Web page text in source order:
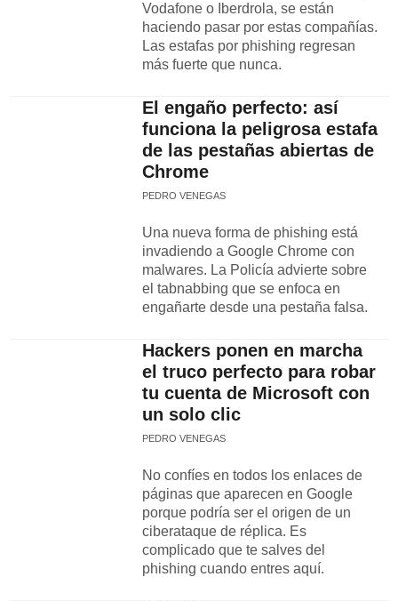
Vodafone o Iberdrola, se están
haciendo pasar por estas compañías.
Las estafas por phishing regresan
más fuerte que nunca.
El engaño perfecto: así
funciona la peligrosa estafa
de las pestañas abiertas de
Chrome
PEDRO VENEGAS
Una nueva forma de phishing está
invadiendo a Google Chrome con
malwares. La Policía advierte sobre
el tabnabbing que se enfoca en
engañarte desde una pestaña falsa.
Hackers ponen en marcha
el truco perfecto para robar
tu cuenta de Microsoft con
un solo clic
PEDRO VENEGAS
No confíes en todos los enlaces de
páginas que aparecen en Google
porque podría ser el origen de un
ciberataque de réplica. Es
complicado que te salves del
phishing cuando entres aquí.